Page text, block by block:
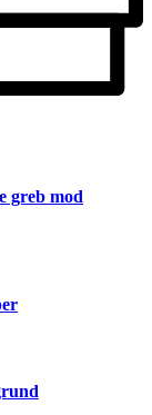
greb mod